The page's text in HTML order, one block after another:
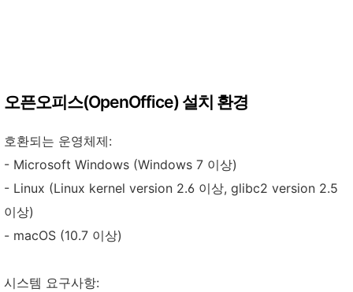
오픈오피스(OpenOffice) 설치 환경
호환되는 운영체제:
- Microsoft Windows (Windows 7 이상)
- Linux (Linux kernel version 2.6 이상, glibc2 version 2.5
이상)
- macOS (10.7 이상)
시스템 요구사항: